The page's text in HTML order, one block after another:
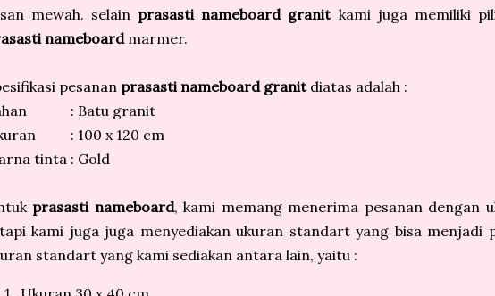
mewah. selain prasasti nameboard granitkami juga memiliki
nameboard marmer.
pesanan prasasti nameboard granitdiatas adalah :
: Batu granit
: 100 x 120 cm
tinta : Gold
prasasti nameboard, kami memang menerima pesanan dengan
kami juga juga menyediakan ukuran standart yang bisa menjadi
standart yang kami sediakan antara lain, yaitu :